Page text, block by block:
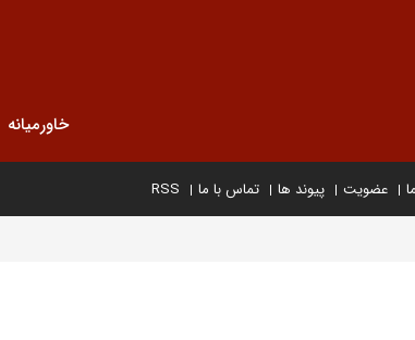
خاورمیانه
عضویت پیوند ها تماس با ما RSS